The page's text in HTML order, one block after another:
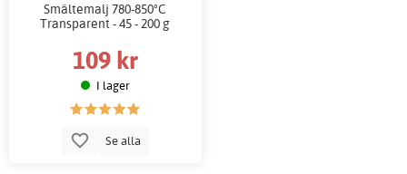
Smältemalj 780-850°C
Transparent - 45 - 200 g
109 kr
I lager
Se alla